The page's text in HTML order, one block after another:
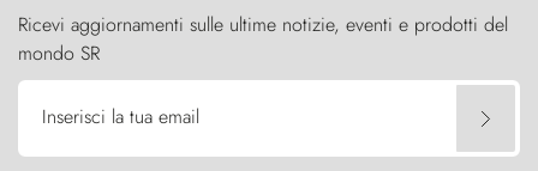
Ricevi aggiornamenti sulle ultime notizie, eventi e prodotti del
mondo SR
Inserisci la tua email